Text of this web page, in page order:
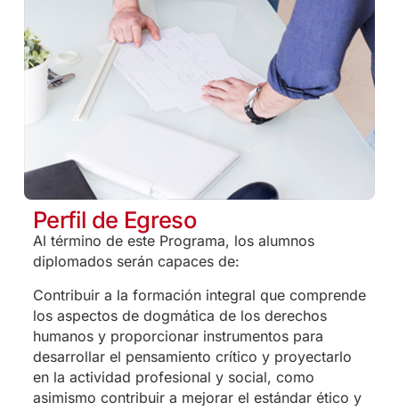
Perfil de Egreso
Al término de este Programa, los alumnos
diplomados serán capaces de:
Contribuir a la formación integral que comprende
los aspectos de dogmática de los derechos
humanos y proporcionar instrumentos para
desarrollar el pensamiento crítico y proyectarlo
en la actividad profesional y social, como
asimismo contribuir a mejorar el estándar ético y